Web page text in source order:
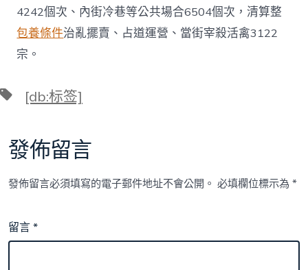
4242個次、內街冷巷等公共場合6504個次，清算整
包養條件治亂擺賣、占道運營、當街宰殺活禽3122
宗。
標 [db:标签]
發佈留言
發佈留言必須填寫的電子郵件地址不會公開。 必填欄位標示為*
留言*